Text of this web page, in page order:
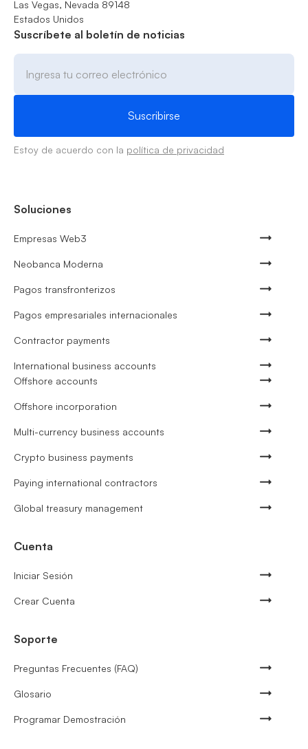
Las Vegas, Nevada 89148
Estados Unidos
Suscríbete al boletín de noticias
Estoy de acuerdo con la política de privacidad
Soluciones
Empresas Web3
Neobanca Moderna
Pagos transfronterizos
Pagos empresariales internacionales
Contractor payments
International business accounts
Offshore accounts
Offshore incorporation
Multi-currency business accounts
Crypto business payments
Paying international contractors
Global treasury management
Cuenta
Iniciar Sesión
Crear Cuenta
Soporte
Preguntas Frecuentes (FAQ)
Glosario
Programar Demostración